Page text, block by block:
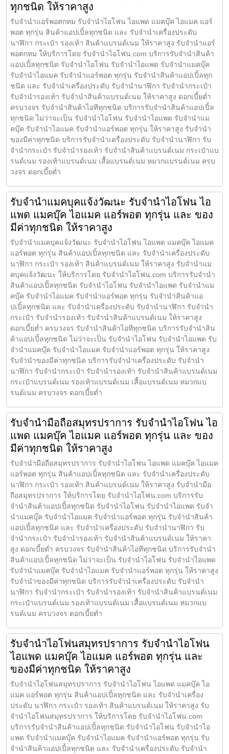
ทุกชนิด ให้ราคาสูง
รับจำนำแอร์พอตกทม รับจำนำไอโฟน ไอแพด แมคบุ๊ค ไอแมค แอร์
พอต ทุกรุ่น สินค้าแอปเปิ้ลทุกชนิด และ รับจำนำเครื่องประดับ
นาฬิกา กระเป๋า รองเท้า สินค้าแบรนด์เนม ให้ราคาสูง รับจำนำแอร์
พอตกทม ให้บริการโดย รับจํานําไอโฟน.com บริการรับจำนำสินค้า
แอปเปิ้ลทุกชนิด รับจำนำไอโฟน รับจำนำไอแพด รับจำนำแมคบุ๊ค
รับจำนำไอแมค รับจำนำแอร์พอต ทุกรุ่น รับจำนำสินค้าแอปเปิ้ลทุก
ชนิด และ รับจำนำเครื่องประดับ รับจำนำนาฬิกา รับจำนำกระเป๋า
รับจำนำรองเท้า รับจำนำสินค้าแบรนด์เนม ให้ราคาสูง ดอกเบี้ยต่ำ
ครบวงจร รับจำนำสินค้าไอทีทุกชนิด บริการรับจำนำสินค้าแอปเปิ้ล
ทุกชนิด ไม่ว่าจะเป็น รับจำนำไอโฟน รับจำนำไอแพด รับจำนำแม
คบุ๊ค รับจำนำไอแมค รับจำนำแอร์พอต ทุกรุ่น ให้ราคาสูง รับจำนำ
ของมีค่าทุกชนิด บริการรับจำนำเครื่องประดับ รับจำนำนาฬิกา รับ
จำนำกระเป๋า รับจำนำรองเท้า รับจำนำสินค้าแบรนด์เนม กระเป๋าแบ
รนด์เนม รองเท้าแบรนด์เนม เสื้อแบรนด์เนม หมวกแบรนด์เนม ครบ
วงจร ดอกเบี้ยต่ำ
รับจำนำแมคบุคแจ้งวัฒนะ รับจำนำไอโฟน ไอ
แพด แมคบุ๊ค ไอแมค แอร์พอต ทุกรุ่น และ ของ
มีค่าทุกชนิด ให้ราคาสูง
รับจำนำแมคบุคแจ้งวัฒนะ รับจำนำไอโฟน ไอแพด แมคบุ๊ค ไอแมค
แอร์พอต ทุกรุ่น สินค้าแอปเปิ้ลทุกชนิด และ รับจำนำเครื่องประดับ
นาฬิกา กระเป๋า รองเท้า สินค้าแบรนด์เนม ให้ราคาสูง รับจำนำแม
คบุคแจ้งวัฒนะ ให้บริการโดย รับจํานําไอโฟน.com บริการรับจำนำ
สินค้าแอปเปิ้ลทุกชนิด รับจำนำไอโฟน รับจำนำไอแพด รับจำนำแม
คบุ๊ค รับจำนำไอแมค รับจำนำแอร์พอต ทุกรุ่น รับจำนำสินค้าแอ
ปเปิ้ลทุกชนิด และ รับจำนำเครื่องประดับ รับจำนำนาฬิกา รับจำนำ
กระเป๋า รับจำนำรองเท้า รับจำนำสินค้าแบรนด์เนม ให้ราคาสูง
ดอกเบี้ยต่ำ ครบวงจร รับจำนำสินค้าไอทีทุกชนิด บริการรับจำนำสิน
ค้าแอปเปิ้ลทุกชนิด ไม่ว่าจะเป็น รับจำนำไอโฟน รับจำนำไอแพด รับ
จำนำแมคบุ๊ค รับจำนำไอแมค รับจำนำแอร์พอต ทุกรุ่น ให้ราคาสูง
รับจำนำของมีค่าทุกชนิด บริการรับจำนำเครื่องประดับ รับจำนำ
นาฬิกา รับจำนำกระเป๋า รับจำนำรองเท้า รับจำนำสินค้าแบรนด์เนม
กระเป๋าแบรนด์เนม รองเท้าแบรนด์เนม เสื้อแบรนด์เนม หมวกแบ
รนด์เนม ครบวงจร ดอกเบี้ยต่ำ
รับจำนำมือถือสมุทรปราการ รับจำนำไอโฟน ไอ
แพด แมคบุ๊ค ไอแมค แอร์พอต ทุกรุ่น และ ของ
มีค่าทุกชนิด ให้ราคาสูง
รับจำนำมือถือสมุทรปราการ รับจำนำไอโฟน ไอแพด แมคบุ๊ค ไอแมค
แอร์พอต ทุกรุ่น สินค้าแอปเปิ้ลทุกชนิด และ รับจำนำเครื่องประดับ
นาฬิกา กระเป๋า รองเท้า สินค้าแบรนด์เนม ให้ราคาสูง รับจำนำมือ
ถือสมุทรปราการ ให้บริการโดย รับจํานําไอโฟน.com บริการรับ
จำนำสินค้าแอปเปิ้ลทุกชนิด รับจำนำไอโฟน รับจำนำไอแพด รับจำ
นำแมคบุ๊ค รับจำนำไอแมค รับจำนำแอร์พอต ทุกรุ่น รับจำนำสินค้า
แอปเปิ้ลทุกชนิด และ รับจำนำเครื่องประดับ รับจำนำนาฬิกา รับ
จำนำกระเป๋า รับจำนำรองเท้า รับจำนำสินค้าแบรนด์เนม ให้ราคา
สูง ดอกเบี้ยต่ำ ครบวงจร รับจำนำสินค้าไอทีทุกชนิด บริการรับจำนำ
สินค้าแอปเปิ้ลทุกชนิด ไม่ว่าจะเป็น รับจำนำไอโฟน รับจำนำไอแพด
รับจำนำแมคบุ๊ค รับจำนำไอแมค รับจำนำแอร์พอต ทุกรุ่น ให้ราคาสูง
รับจำนำของมีค่าทุกชนิด บริการรับจำนำเครื่องประดับ รับจำนำ
นาฬิกา รับจำนำกระเป๋า รับจำนำรองเท้า รับจำนำสินค้าแบรนด์เนม
กระเป๋าแบรนด์เนม รองเท้าแบรนด์เนม เสื้อแบรนด์เนม หมวกแบ
รนด์เนม ครบวงจร ดอกเบี้ยต่ำ
รับจำนำไอโฟนสมุทรปราการ รับจำนำไอโฟน
ไอแพด แมคบุ๊ค ไอแมค แอร์พอต ทุกรุ่น และ
ของมีค่าทุกชนิด ให้ราคาสูง
รับจำนำไอโฟนสมุทรปราการ รับจำนำไอโฟน ไอแพด แมคบุ๊ค ไอ
แมค แอร์พอต ทุกรุ่น สินค้าแอปเปิ้ลทุกชนิด และ รับจำนำเครื่อง
ประดับ นาฬิกา กระเป๋า รองเท้า สินค้าแบรนด์เนม ให้ราคาสูง รับ
จำนำไอโฟนสมุทรปราการ ให้บริการโดย รับจํานําไอโฟน.com
บริการรับจำนำสินค้าแอปเปิ้ลทุกชนิด รับจำนำไอโฟน รับจำนำไอ
แพด รับจำนำแมคบุ๊ค รับจำนำไอแมค รับจำนำแอร์พอต ทุกรุ่น รับ
จำนำสินค้าแอปเปิ้ลทุกชนิด และ รับจำนำเครื่องประดับ รับจำนำ